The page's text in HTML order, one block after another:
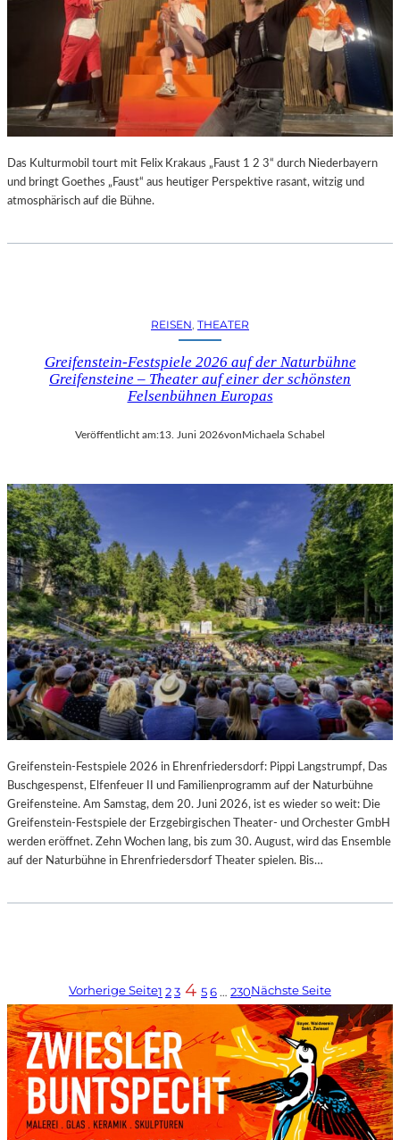
Das Kulturmobil tourt mit Felix Krakaus „Faust 1 2 3“ durch Niederbayern
und bringt Goethes „Faust“ aus heutiger Perspektive rasant, witzig und
atmosphärisch auf die Bühne.
REISEN, THEATER
Greifenstein-Festspiele 2026 auf der Naturbühne
Greifensteine – Theater auf einer der schönsten
Felsenbühnen Europas
Veröffentlicht am:13. Juni 2026von Michaela Schabel
Greifenstein-Festspiele 2026 in Ehrenfriedersdorf: Pippi Langstrumpf, Das
Buschgespenst, Elfenfeuer II und Familienprogramm auf der Naturbühne
Greifensteine. Am Samstag, dem 20. Juni 2026, ist es wieder so weit: Die
Greifenstein-Festspiele der Erzgebirgischen Theater- und Orchester GmbH
werden eröffnet. Zehn Wochen lang, bis zum 30. August, wird das Ensemble
auf der Naturbühne in Ehrenfriedersdorf Theater spielen. Bis…
Vorherige Seite1 23 4 56… 230Nächste Seite